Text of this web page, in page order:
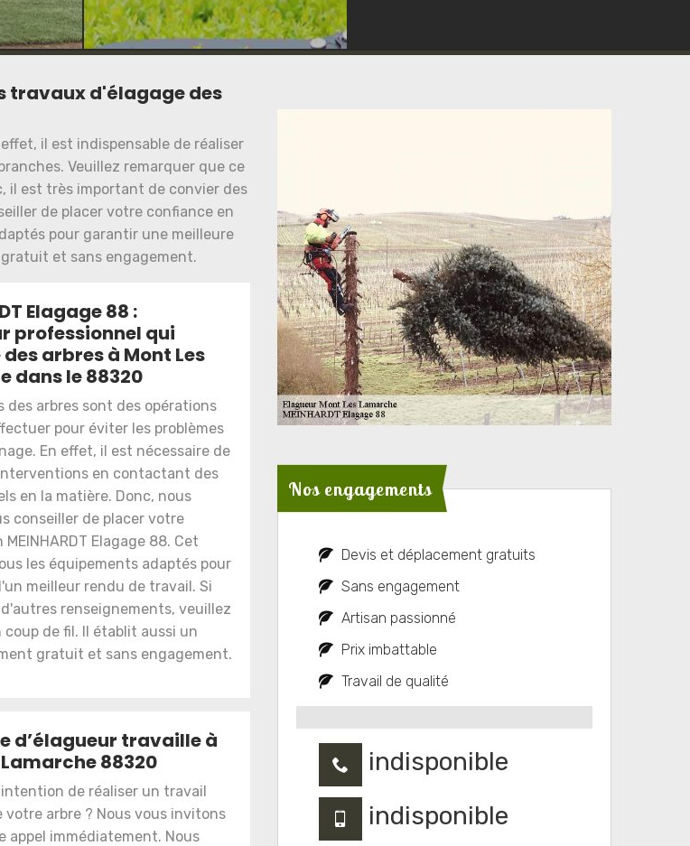
travaux d'élagage des
il est indispensable de réaliser
Veuillez remarquer que ce
il est très important de convier des
de placer votre confiance en
pour garantir une meilleure
et sans engagement.
Elagage 88 :
professionnel qui
arbres à Mont Les
dans le 88320
des arbres sont des opérations
pour éviter les problèmes
En effet, il est nécessaire de
en contactant des
en la matière. Donc, nous
conseiller de placer votre
Elagage 88. Cet
les équipements adaptés pour
meilleur rendu de travail. Si
renseignements, veuillez
coup de fil. Il établit aussi un
gratuit et sans engagement.
d’élagueur travaille à
88320
de réaliser un travail
votre arbre ? Nous vous invitons
appel immédiatement. Nous
Nos engagements
Devis et déplacement gratuits
Sans engagement
Artisan passionné
Prix imbattable
Travail de qualité
indisponible
indisponible